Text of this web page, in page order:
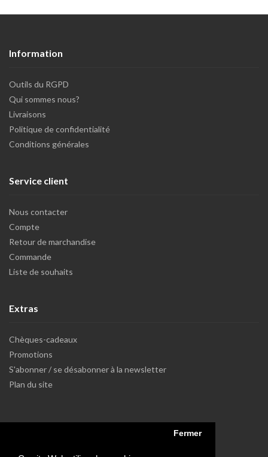
Fermer
Information
Outils du RGPD
Qui sommes nous?
Livraisons
Politique de confidentialité
Conditions générales
Service client
Nous contacter
Compte
Retour de marchandise
Commande
Liste de souhaits
Extras
Chèques-cadeaux
Promotions
S'abonner / se désabonner à la newsletter
Plan du site